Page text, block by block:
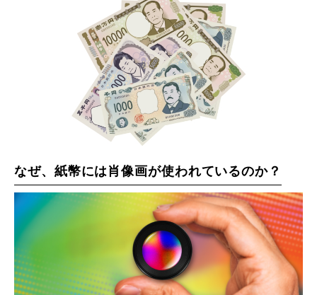
なぜ、紙幣には肖像画が使われているのか？